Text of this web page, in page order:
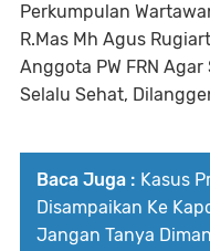
Perkumpulan
R.Mas Mh Agus
Anggota PW FRN
Selalu Sehat,
Baca Juga : Kasus
Disampaikan Ke
Jangan Tanya